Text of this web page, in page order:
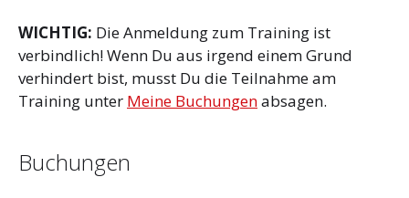
WICHTIG: Die Anmeldung zum Training ist
verbindlich! Wenn Du aus irgend einem Grund
verhindert bist, musst Du die Teilnahme am
Training unter Meine Buchungenabsagen.
Buchungen